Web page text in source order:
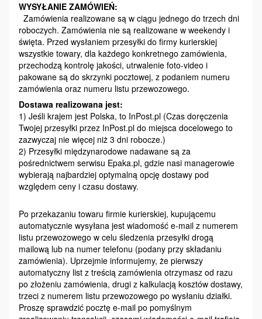
WYSYŁANIE ZAMÓWIEŃ:
Zamówienia realizowane są w ciągu jednego do trzech dni
roboczych. Zamówienia nie są realizowane w weekendy i
święta. Przed wysłaniem przesyłki do firmy kurierskiej
wszystkie towary, dla każdego konkretnego zamówienia,
przechodzą kontrolę jakości, utrwalenie foto-video i
pakowane są do skrzynki pocztowej, z podaniem numeru
zamówienia oraz numeru listu przewozowego.
Dostawa realizowana jest:
1) Jeśli krajem jest Polska, to InPost.pl (Czas doręczenia
Twojej przesyłki przez InPost.pl do miejsca docelowego to
zazwyczaj nie więcej niż 3 dni robocze.)
2) Przesyłki międzynarodowe nadawane są za
pośrednictwem serwisu Epaka.pl, gdzie nasi managerowie
wybierają najbardziej optymalną opcję dostawy pod
względem ceny i czasu dostawy.
Po przekazaniu towaru firmie kurierskiej, kupującemu
automatycznie wysyłana jest wiadomość e-mail z numerem
listu przewozowego w celu śledzenia przesyłki drogą
mailową lub na numer telefonu (podany przy składaniu
zamówienia). Uprzejmie informujemy, że pierwszy
automatyczny list z treścią zamówienia otrzymasz od razu
po złożeniu zamówienia, drugi z kalkulacją kosztów dostawy,
trzeci z numerem listu przewozowego po wysłaniu działki.
Proszę sprawdzić pocztę e-mail po pomyślnym